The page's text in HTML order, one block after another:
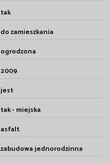
tak
do zamieszkania
ogrodzona
2009
jest
tak - miejska
asfalt
zabudowa jednorodzinna